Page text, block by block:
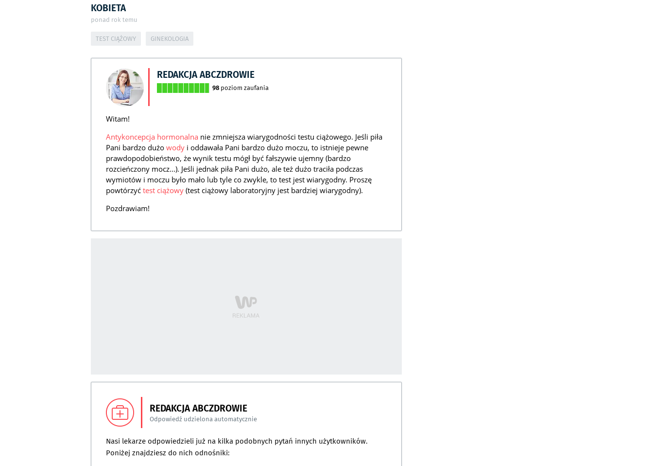
KOBIETA
ponad rok temu
TEST CIĄŻOWY GINEKOLOGIA
REDAKCJA ABCZDROWIE
98 poziom zaufania
Witam!
Antykoncepcja hormonalna nie zmniejsza wiarygodności testu ciążowego. Jeśli piła
Pani bardzo dużo wody i oddawała Pani bardzo dużo moczu, to istnieje pewne
prawdopodobieństwo, że wynik testu mógł być fałszywie ujemny (bardzo
rozcieńczony mocz...). Jeśli jednak piła Pani dużo, ale też dużo traciła podczas
wymiotów i moczu było mało lub tyle co zwykle, to test jest wiarygodny. Proszę
powtórzyć test ciążowy (test ciążowy laboratoryjny jest bardziej wiarygodny).
Pozdrawiam!
REDAKCJA ABCZDROWIE
Odpowiedź udzielona automatycznie
Nasi lekarze odpowiedzieli już na kilka podobnych pytań innych użytkowników.
Poniżej znajdziesz do nich odnośniki: